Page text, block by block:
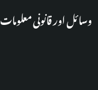
وسائل اور قانونی معلومات